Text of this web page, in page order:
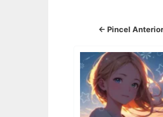
← Pincel Anterior